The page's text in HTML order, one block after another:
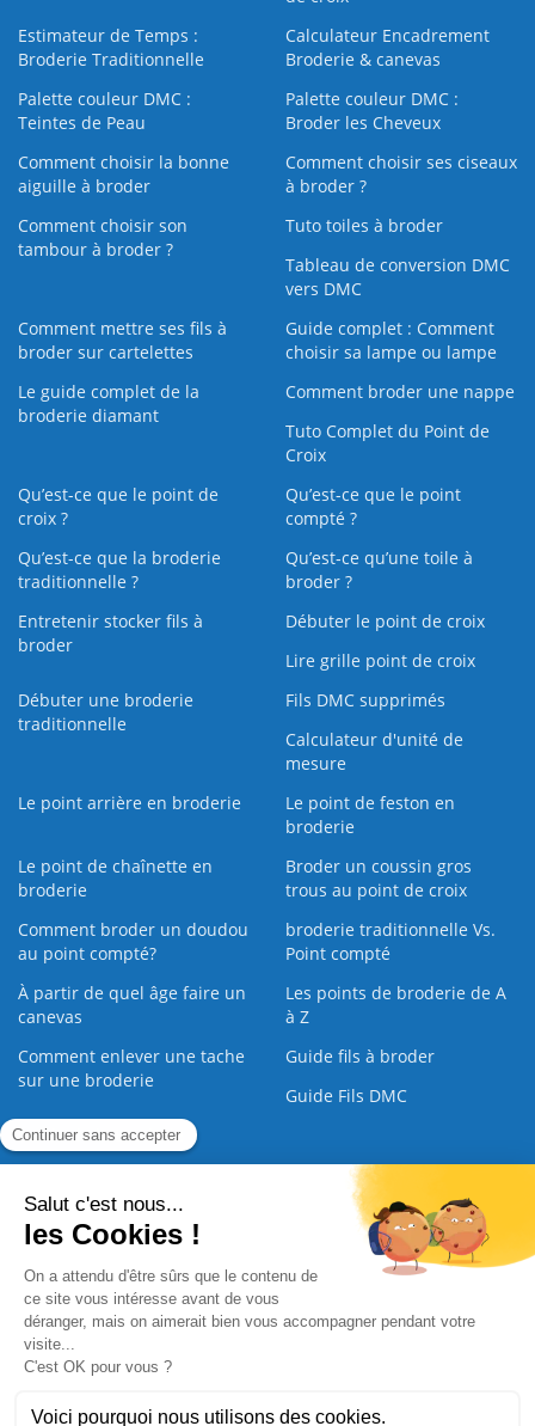
Estimateur de Temps :
Broderie Traditionnelle
Calculateur Encadrement
Broderie & canevas
Palette couleur DMC :
Teintes de Peau
Palette couleur DMC :
Broder les Cheveux
Comment choisir la bonne
aiguille à broder
Comment choisir ses ciseaux
à broder ?
Comment choisir son
tambour à broder ?
Tuto toiles à broder
Tableau de conversion DMC
vers DMC
Comment mettre ses fils à
broder sur cartelettes
Guide complet : Comment
choisir sa lampe ou lampe
Le guide complet de la
broderie diamant
Comment broder une nappe
Tuto Complet du Point de
Croix
Qu’est-ce que le point de
croix ?
Qu’est-ce que le point
compté ?
Qu’est-ce que la broderie
traditionnelle ?
Qu’est‑ce qu’une toile à
broder ?
Entretenir stocker fils à
broder
Débuter le point de croix
Lire grille point de croix
Débuter une broderie
traditionnelle
Fils DMC supprimés
Calculateur d'unité de
mesure
Le point arrière en broderie
Le point de feston en
broderie
Le point de chaînette en
broderie
Broder un coussin gros
trous au point de croix
Comment broder un doudou
au point compté?
broderie traditionnelle Vs.
Point compté
À partir de quel âge faire un
canevas
Les points de broderie de A
à Z
Comment enlever une tache
sur une broderie
Guide fils à broder
Guide Fils DMC
Guide de la Broderie
Commande Papier Qui sommes nous Nous contacter |
Paiement sécurisé